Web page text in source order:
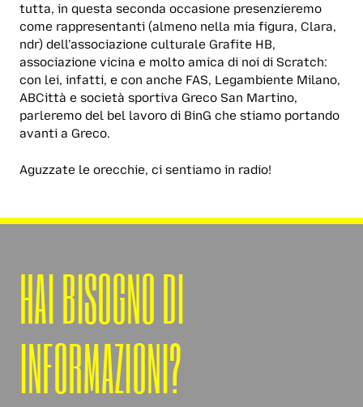
tutta, in questa seconda occasione presenzieremo
come rappresentanti (almeno nella mia figura, Clara,
ndr) dell’associazione culturale Grafite HB,
associazione vicina e molto amica di noi di Scratch:
con lei, infatti, e con anche FAS, Legambiente Milano,
ABCittà e società sportiva Greco San Martino,
parleremo del bel lavoro di BinG che stiamo portando
avanti a Greco.
Aguzzate le orecchie, ci sentiamo in radio!
HAI BISOGNO DI
INFORMAZIONI?